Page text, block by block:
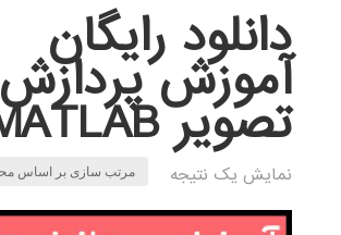
دانلود رایگان
آموزش پردازش
تصویر MATLAB
نمایش یک نتیجه